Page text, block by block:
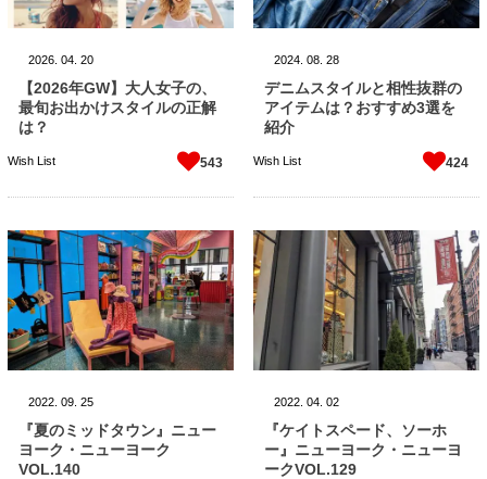
2026. 04. 20
【2026年GW】大人女子の、
最旬お出かけスタイルの正解
は？
543
Wish List
2024. 08. 28
デニムスタイルと相性抜群の
アイテムは？おすすめ3選を
紹介
424
Wish List
2022. 09. 25
『夏のミッドタウン』ニュー
ヨーク・ニューヨーク
VOL.140
2022. 04. 02
『ケイトスペード、ソーホ
ー』ニューヨーク・ニューヨ
ークVOL.129